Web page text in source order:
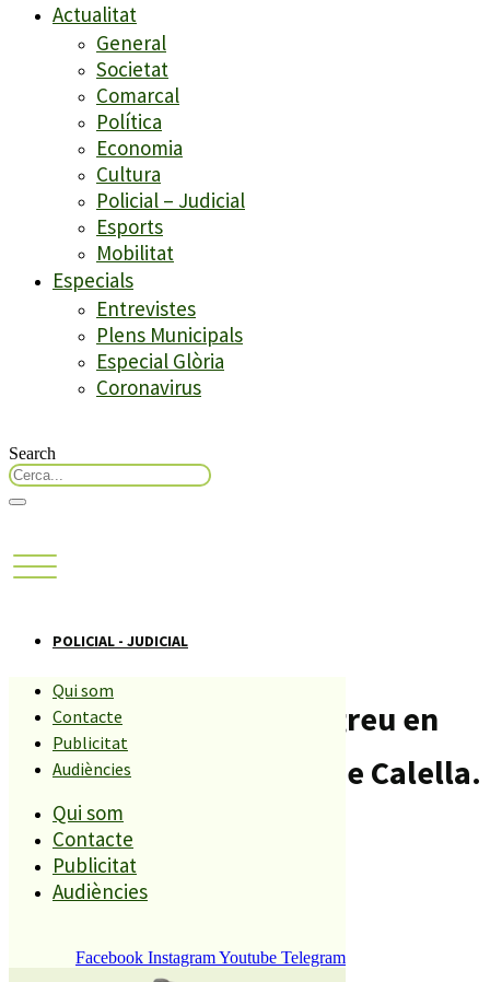
Actualitat
General
Societat
Comarcal
Política
Economia
Cultura
Policial – Judicial
Esports
Mobilitat
Especials
Entrevistes
Plens Municipals
Especial Glòria
Coronavirus
Search
Qui som
Contacte
Publicitat
Audiències
Qui som
Contacte
Publicitat
Audiències
Facebook InstagramYoutube Telegram
POLICIAL - JUDICIAL
Un jove alemany ferit greu en
una baralla a la platja de Calella.
Compartiu aquesta història
REDACCIÓ